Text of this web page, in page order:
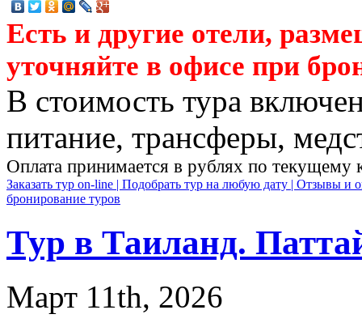
Есть и другие отели,
уточняйте в офисе при
В стоимость тура
питание, трансферы,
Оплата принимается в рублях по текущему
Заказать тур on-line | Подобрать тур на любую дату | Отзывы и
бронирование туров
Тур в Таиланд.
Март 11th, 2026